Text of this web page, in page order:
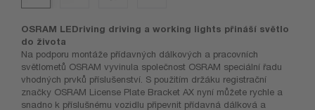
OSRAM LEDriving driving a working lights přináší světlo
do života
Na podporu montáže přídavných dálkových a pracovních
světlometů OSRAM vyvinula společnost OSRAM speciální řadu
vhodných prvků příslušenství. S použitím držáku registrační
značky OSRAM License Plate Bracket AX nyní můžete rychle a
snadno k příslušnému vozidlu připevnit přídavná dálková a